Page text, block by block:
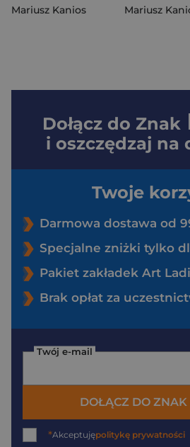
Mariusz Kanios
Mariusz
Dołącz do Znak
i oszczędzaj na
Twoje
Darmowa dostawa od
Specjalne zniżki tylko
Pakiet zakładek Art
Brak opłat za
Twój e-mail
DOŁĄCZ DO ZNAK
*Akceptujępolitykę prywatności